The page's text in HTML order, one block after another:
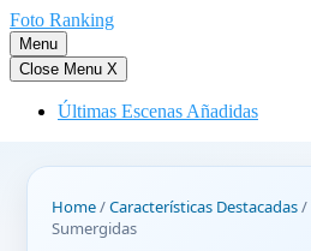
Saltar
al
contenido
Foto Ranking
Menu
Close Menu X
Últimas Escenas Añadidas
Home/Características Destacadas/
Sumergidas